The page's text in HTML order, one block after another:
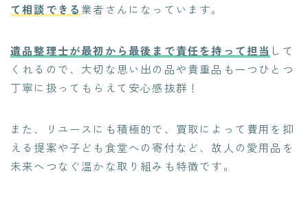
て相談できる 業者さんになっています。
遺品整理士が最初から最後まで責任を持って担当 して
くれるので、大切な思い出の品や貴重品も一つひとつ
丁寧に扱ってもらえて安心感抜群！
また、リユースにも積極的で、買取によって費用を抑
える提案や子ども食堂への寄付など、故人の愛用品を
未来へつなぐ温かな取り組みも特徴です。